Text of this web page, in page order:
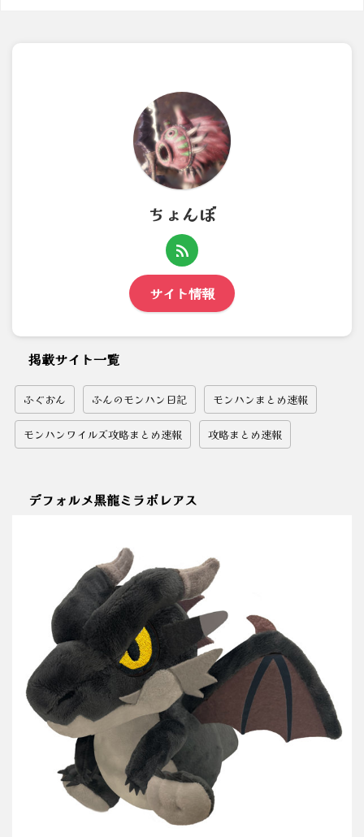
ちょんぼ
サイト情報
掲載サイト一覧
ふぐおん ふんのモンハン日記 モンハンまとめ速報
モンハンワイルズ攻略まとめ速報 攻略まとめ速報
デフォルメ黒龍ミラボレアス